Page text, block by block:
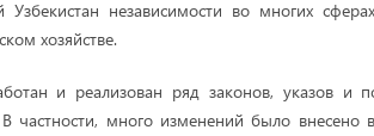
Узбекистан независимости во многих
хозяйстве.
и реализован ряд законов, указов и
частности, много изменений было внесено